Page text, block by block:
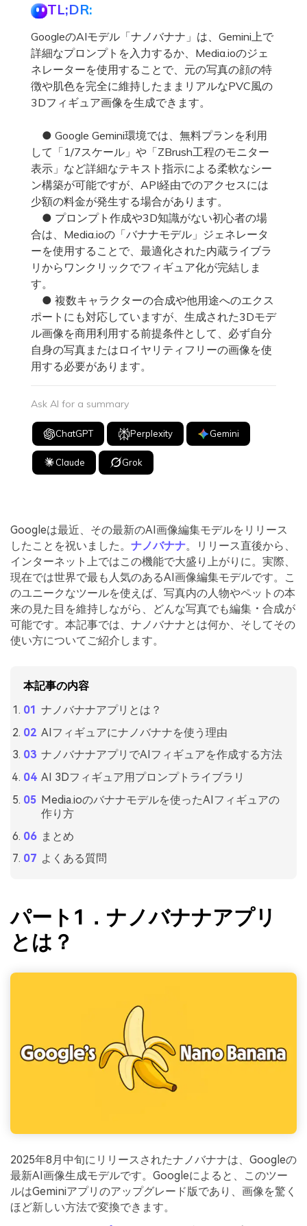
TL;DR:
GoogleのAIモデル「ナノバナナ」は、Gemini上で
詳細なプロンプトを入力するか、Media.ioのジェ
ネレーターを使用することで、元の写真の顔の特
徴や肌色を完全に維持したままリアルなPVC風の
3Dフィギュア画像を生成できます。
● Google Gemini環境では、無料プランを利用
して「1/7スケール」や「ZBrush工程のモニター
表示」など詳細なテキスト指示による柔軟なシー
ン構築が可能ですが、API経由でのアクセスには
少額の料金が発生する場合があります。
● プロンプト作成や3D知識がない初心者の場
合は、Media.ioの「バナナモデル」ジェネレータ
ーを使用することで、最適化された内蔵ライブラ
リからワンクリックでフィギュア化が完結しま
す。
● 複数キャラクターの合成や他用途へのエクス
ポートにも対応していますが、生成された3Dモデ
ル画像を商用利用する前提条件として、必ず自分
自身の写真またはロイヤリティフリーの画像を使
用する必要があります。
Ask AI for a summary
ChatGPT Perplexity Gemini
Claude Grok
Googleは最近、その最新のAI画像編集モデルをリリース
したことを祝いました。 ナノバナナ。リリース直後から、
インターネット上ではこの機能で大盛り上がりに。実際、
現在では世界で最も人気のあるAI画像編集モデルです。こ
のユニークなツールを使えば、写真内の人物やペットの本
来の見た目を維持しながら、どんな写真でも編集・合成が
可能です。本記事では、ナノバナナとは何か、そしてその
使い方についてご紹介します。
本記事の内容
ナノバナナアプリとは？
AIフィギュアにナノバナナを使う理由
ナノバナナアプリでAIフィギュアを作成する方法
AI 3Dフィギュア用プロンプトライブラリ
Media.ioのバナナモデルを使ったAIフィギュアの
作り方
まとめ
よくある質問
パート1．ナノバナナアプリ
とは？
2025年8月中旬にリリースされたナノバナナは、Googleの
最新AI画像生成モデルです。Googleによると、このツー
ルはGeminiアプリのアップグレード版であり、画像を驚く
ほど新しい方法で変換できます。